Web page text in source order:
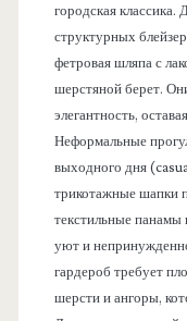
городская классика.
структурных
фетровая шляпа с
шерстяной берет.
элегантность,
Неформальные
выходного дня
трикотажные шапки
текстильные панамы
уют и
гардероб требует
шерсти и ангоры,